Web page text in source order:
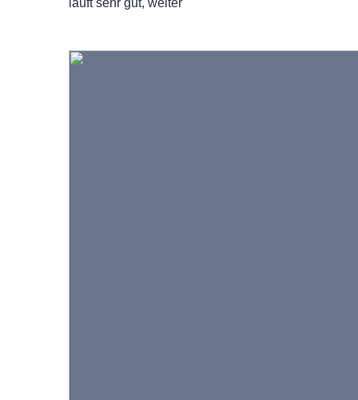
läuft sehr gut, weiter